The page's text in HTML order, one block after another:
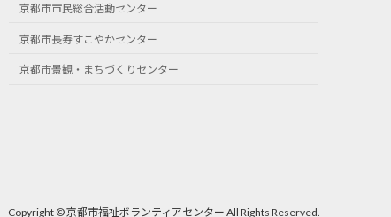
京都市市民総合活動センター
京都市長寿すこやかセンター
京都市景観・まちづくりセンター
Copyright © 京都市福祉ボランティアセンター All Rights Reserved.